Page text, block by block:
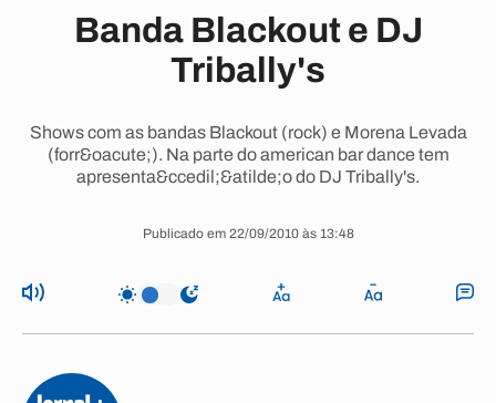
Banda Blackout e DJ
Tribally's
Shows com as bandas Blackout (rock) e Morena Levada
(forr&oacute;). Na parte do american bar dance tem
apresenta&ccedil;&atilde;o do DJ Tribally's.
Publicado em 22/09/2010 às 13:48